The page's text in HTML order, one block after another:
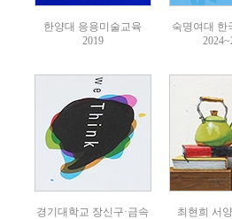
한양대 응용미술교육
2019
숙명여대 한
경기대학교 장신구·금속
최현희 서